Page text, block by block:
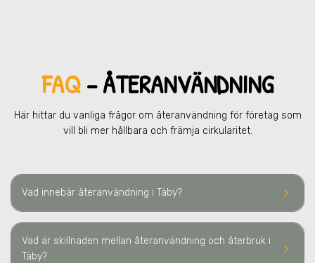
FAQ– ÅTERANVÄNDNING
Här hittar du vanliga frågor om återanvändning för företag som
vill bli mer hållbara och främja cirkularitet.
keyboard_arrow_right
Vad innebär återanvändning i Täby?
keyboard_arrow_right
Vad är skillnaden mellan återanvändning och återbruk i
Täby?